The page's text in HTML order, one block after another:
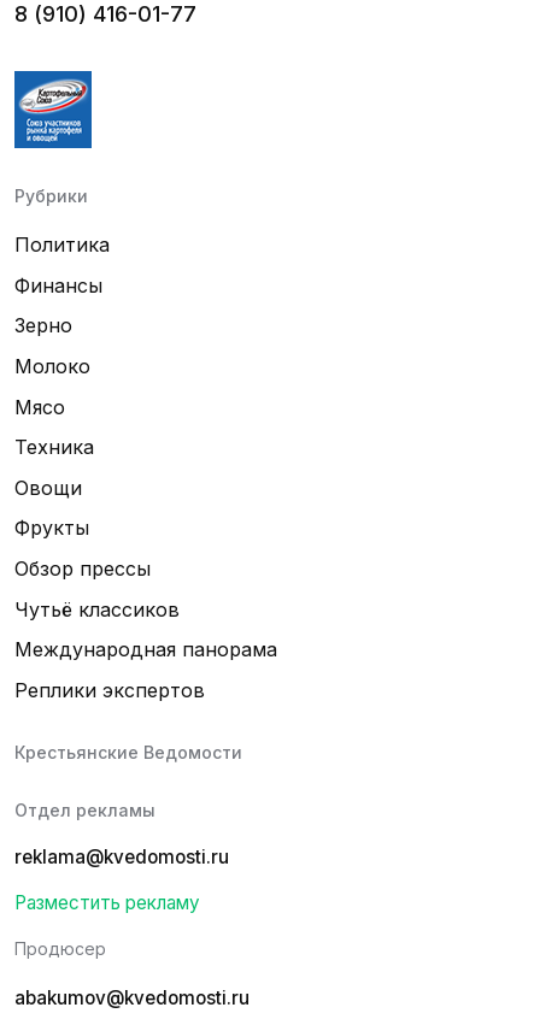
8 (910) 416-01-77
Рубрики
Политика
Финансы
Зерно
Молоко
Мясо
Техника
Овощи
Фрукты
Обзор прессы
Чутьё классиков
Международная панорама
Реплики экспертов
Крестьянские Ведомости
Отдел рекламы
reklama@kvedomosti.ru
Разместить рекламу
Продюсер
abakumov@kvedomosti.ru